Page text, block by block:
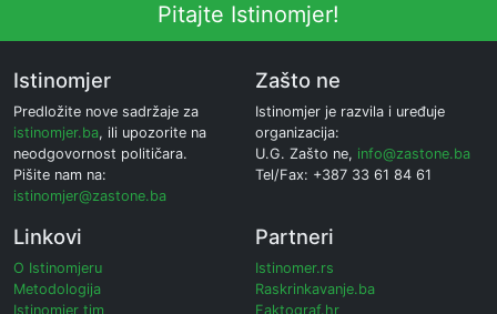
Pitajte Istinomjer!
Istinomjer
Predložite nove sadržaje za
istinomjer.ba, ili upozorite na
neodgovornost političara.
Pišite nam na:
istinomjer@zastone.ba
Zašto ne
Istinomjer je razvila i uređuje
organizacija:
U.G. Zašto ne, info@zastone.ba
Tel/Fax: +387 33 61 84 61
Linkovi
O Istinomjeru
Metodologija
Istinomjer tim
Partneri
Istinomer.rs
Raskrinkavanje.ba
Faktograf.hr